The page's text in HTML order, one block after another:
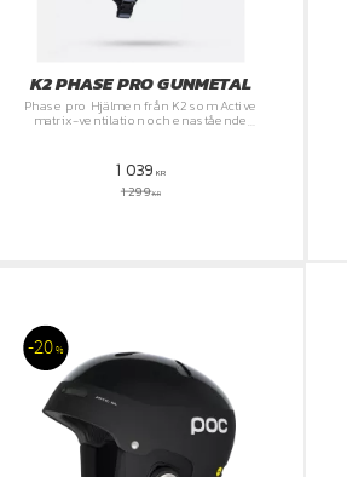
K2 PHASE PRO GUNMETAL
Phase pro Hjälmen från K2 som Active
matrix-ventilation och enastående
1 039 KR
1 299KR
20 %